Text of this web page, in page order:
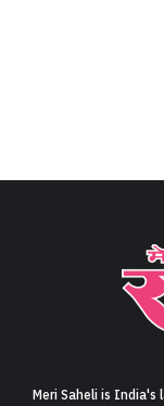
Meri Saheli is